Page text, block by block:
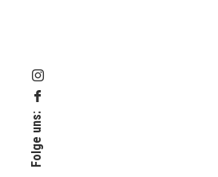
Folge uns: